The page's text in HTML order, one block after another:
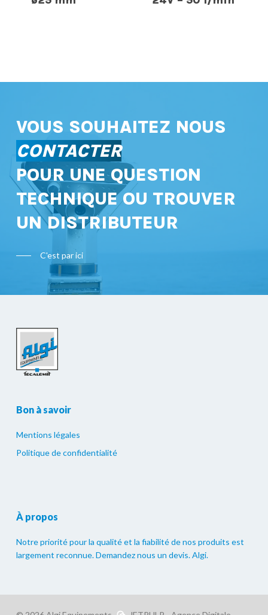
VOUS SOUHAITEZ NOUS
CONTACTER
POUR UNE QUESTION
TECHNIQUE OU TROUVER
UN DISTRIBUTEUR
C'est par ici
Bon à savoir
Mentions légales
Politique de confidentialité
À propos
Notre priorité pour la qualité et la fiabilité de nos produits est
largement reconnue. Demandez nous un devis. Algi.